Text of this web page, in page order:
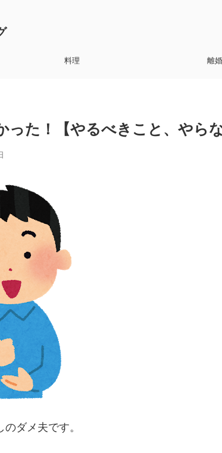
料理 離婚
った！【やるべきこと、やら
ダメ夫です。